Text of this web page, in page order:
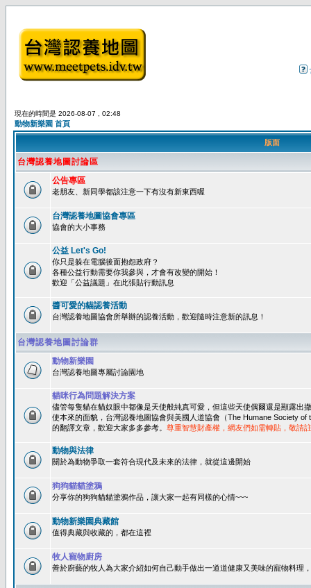
現在的時間是 2026-08-07 , 02:48
動物新樂園 首頁
版面
台灣認養地圖討論區
公告專區
老朋友、新同學都該注意一下有沒有新東西喔
台灣認養地圖協會專區
協會的大小事務
公益 Let's Go!
你只是躲在電腦後面抱怨政府？
各種公益行動需要你我參與，才會有改變的開始！
歡迎「公益議題」在此張貼行動訊息
醬可愛的貓認養活動
台灣認養地圖協會所舉辦的認養活動，歡迎隨時注意新的訊息！
台灣認養地圖討論群
動物新樂園
台灣認養地圖專屬討論園地
貓咪行為問題解決方案
儘管每隻貓在貓奴眼中都像是天使般純真可愛，但這些天使偶爾還是顯露出
使本來的面貌，台灣認養地圖協會與美國人道協會（The Humane Society
的翻譯文章，歡迎大家多多參考。 尊重智慧財產權，網友們如需轉貼，敬請
動物與法律
關於為動物爭取一套符合現代及未來的法律，就從這邊開始
狗狗貓貓塗鴉
分享你的狗狗貓貓塗鴉作品，讓大家一起有同樣的心情~~~
動物新樂園典藏館
值得典藏與收藏的，都在這裡
牧人寵物廚房
善於廚藝的牧人為大家介紹如何自己動手做出一道道健康又美味的寵物料理